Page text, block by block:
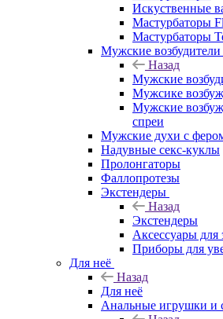
Искуственные
Мастурбаторы
Мастурбаторы
Мужские возбудители
Назад
Мужские
Мужсике
Мужские
спреи
Мужские духи с
Надувные секс-куклы
Пролонгаторы
Фаллопротезы
Экстендеры
Назад
Экстендеры
Аксессуары для
Приборы для
Для неё
Назад
Для неё
Анальные игрушки и